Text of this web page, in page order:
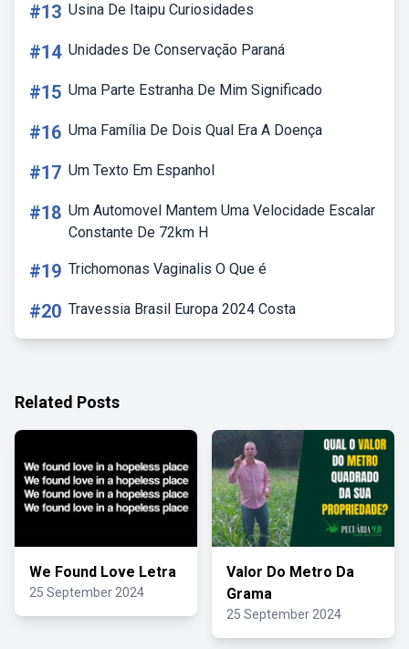
#13 Usina De Itaipu Curiosidades
#14 Unidades De Conservação Paraná
#15 Uma Parte Estranha De Mim Significado
#16 Uma Família De Dois Qual Era A Doença
#17 Um Texto Em Espanhol
#18 Um Automovel Mantem Uma Velocidade Escalar
Constante De 72km H
#19 Trichomonas Vaginalis O Que é
#20 Travessia Brasil Europa 2024 Costa
Related Posts
We Found Love Letra
25 September 2024
Valor Do Metro Da
Grama
25 September 2024